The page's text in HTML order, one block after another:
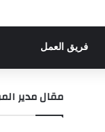
فريق العمل
مقال مدير